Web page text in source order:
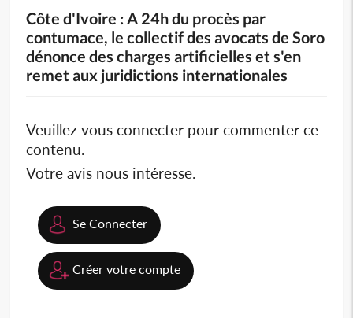
Côte d'Ivoire : A 24h du procès par
contumace, le collectif des avocats de Soro
dénonce des charges artificielles et s'en
remet aux juridictions internationales
Veuillez vous connecter pour commenter ce
contenu.
Votre avis nous intéresse.
Se Connecter
Créer votre compte